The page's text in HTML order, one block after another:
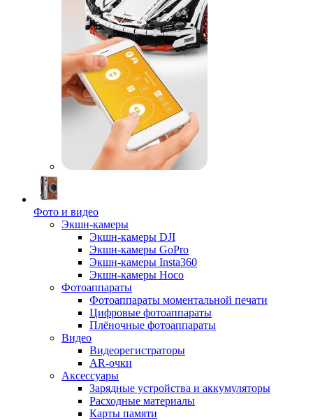
Фото и видео
Экшн-камеры
Экшн-камеры DJI
Экшн-камеры GoPro
Экшн-камеры Insta360
Экшн-камеры Hoco
Фотоаппараты
Фотоаппараты моментальной печати
Цифровые фотоаппараты
Плёночные фотоаппараты
Видео
Видеорегистраторы
AR-очки
Аксессуары
Зарядные устройства и аккумуляторы
Расходные материалы
Карты памяти